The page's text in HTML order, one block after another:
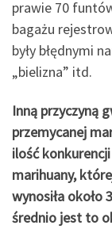
prawie 70
bagażu
były błędnymi
„bielizna” itd.
Inną przyczyną
przemycanej
ilość
marihuany,
wynosiła około
średnio jest to